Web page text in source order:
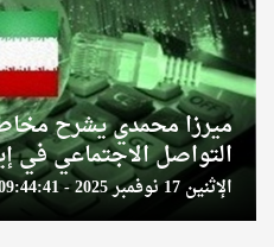
ميرزا محمدي يشرح
التواصل الاجتماعي في
الإثنين 17 نوفمبر 2025 - 09:44:41